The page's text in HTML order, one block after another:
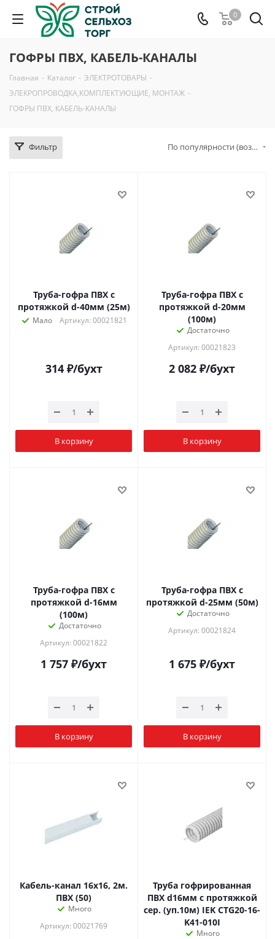
0
ГОФРЫ ПВХ, КАБЕЛЬ-КАНАЛЫ
Главная - Каталог - ЭЛЕКТРОТОВАРЫ -
ЭЛЕКРОПРОВОДКА,КОМПЛЕКТУЮЩИЕ, МОНТАЖ -
ГОФРЫ ПВХ, КАБЕЛЬ-КАНАЛЫ
Фильтр По популярности (возрастание)
Труба-гофра ПВХ с
протяжкой d-40мм (25м)
Мало Артикул: 00021821
314₽/бухт
В корзину
Труба-гофра ПВХ с
протяжкой d-20мм
(100м)
Достаточно
Артикул: 00021823
2 082 ₽/бухт
В корзину
Труба-гофра ПВХ с
протяжкой d-16мм
(100м)
Достаточно
Артикул: 00021822
1 757 ₽/бухт
В корзину
Труба-гофра ПВХ с
протяжкой d-25мм (50м)
Достаточно
Артикул: 00021824
1 675 ₽/бухт
В корзину
Кабель-канал 16х16, 2м.
ПВХ (50)
Много
Артикул: 00021769
Труба гофрированная
ПВХ d16мм с протяжкой
сер. (уп.10м) IEK CTG20-16-
K41-010I
Много